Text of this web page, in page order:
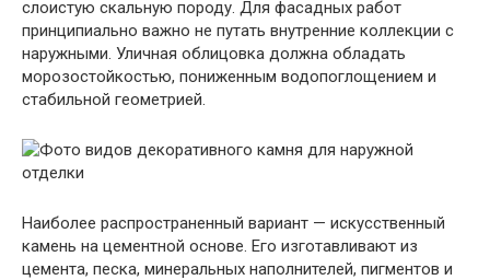
слоистую скальную породу. Для фасадных работ
принципиально важно не путать внутренние коллекции с
наружными. Уличная облицовка должна обладать
морозостойкостью, пониженным водопоглощением и
стабильной геометрией.
Наиболее распространенный вариант — искусственный
камень на цементной основе. Его изготавливают из
цемента, песка, минеральных наполнителей, пигментов и